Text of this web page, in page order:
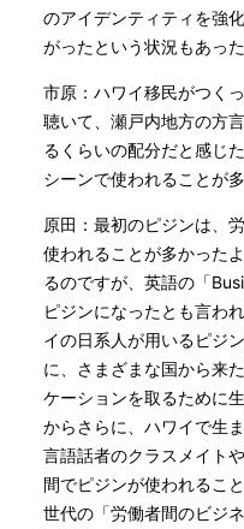
のアイデンティティを強
がったという状況もあった
市原：ハワイ移民がつく
聴いて、瀬戸内地方の方
るくらいの配分だと感じ
シーンで使われることが
原田：最初のピジンは、
使われることが多かった
るのですが、英語の「
ピジンになったとも言わ
イの日系人が用いるピジ
に、さまざまな国から来
ケーションを取るために
からさらに、ハワイで生
言語話者のクラスメイト
間でピジンが使われるこ
世代の「労働者間のビジ